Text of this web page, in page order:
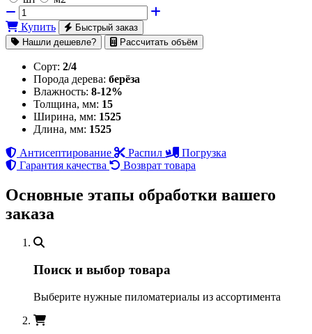
Купить
Быстрый заказ
Нашли дешевле?
Рассчитать объём
Сорт: 2/4
Порода дерева: берёза
Влажность: 8-12%
Толщина, мм: 15
Ширина, мм: 1525
Длина, мм: 1525
Антисептирование
Распил
Погрузка
Гарантия качества
Возврат товара
Основные этапы обработки вашего
заказа
Поиск и выбор товара
Выберите нужные пиломатериалы из ассортимента